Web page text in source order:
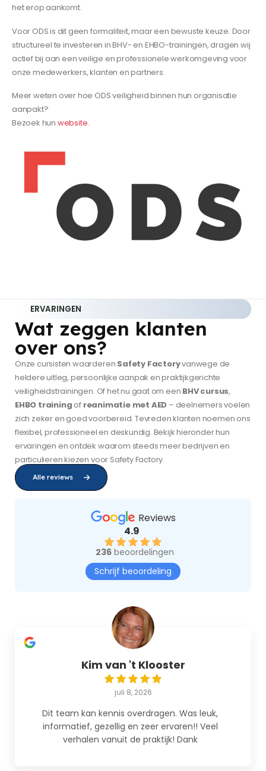
het erop aankomt.
Voor ODS is dit geen formaliteit, maar een bewuste keuze. Door
structureel te investeren in BHV- en EHBO-trainingen, dragen wij
actief bij aan een veilige en professionele werkomgeving voor
onze medewerkers, klanten en partners.
Meer weten over hoe ODS veiligheid binnen hun organisatie
aanpakt?
Bezoek hun website.
ERVARINGEN
Wat zeggen klanten
over ons?
Onze cursisten waarderen Safety Factoryvanwege de
heldere uitleg, persoonlijke aanpak en praktijkgerichte
veiligheidstrainingen. Of het nu gaat om een BHV cursus,
EHBO training of reanimatie met AED – deelnemers voelen
zich zeker en goed voorbereid. Tevreden klanten noemen ons
flexibel, professioneel en deskundig. Bekijk hieronder hun
ervaringen en ontdek waarom steeds meer bedrijven en
particulieren kiezen voor Safety Factory.
Alle reviews
Reviews
4.9
236beoordelingen
Schrijf beoordeling
Kim van 't Klooster
juli 8, 2026
Dit team kan kennis overdragen. Was leuk,
informatief, gezellig en zeer ervaren!! Veel
verhalen vanuit de praktijk! Dank